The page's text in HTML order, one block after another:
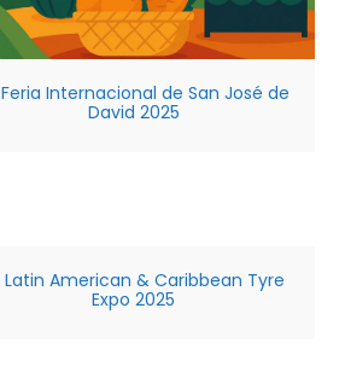
Feria Internacional de San José de
David 2025
Latin American & Caribbean Tyre
Expo 2025